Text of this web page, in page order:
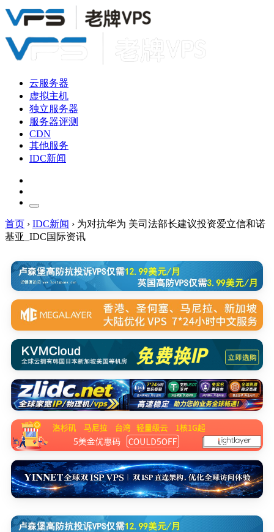
云服务器
虚拟主机
独立服务器
服务器评测
CDN
其他服务
IDC新闻
首页 › IDC新闻 › 为对抗华为 美司法部长建议投资爱立信和诺
基亚_IDC国际资讯